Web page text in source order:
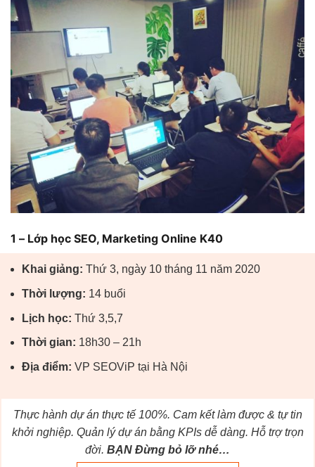
1 – Lớp học SEO, Marketing Online K40
Khai giảng: Thứ 3, ngày 10 tháng 11 năm 2020
Thời lượng: 14 buổi
Lịch học: Thứ 3,5,7
Thời gian: 18h30 – 21h
Địa điểm: VP SEOViP tại Hà Nội
Thực hành dự án thực tế 100%. Cam kết làm được & tự tin
khởi nghiệp. Quản lý dự án bằng KPIs dễ dàng. Hỗ trợ trọn
đời. BẠN Đừng bỏ lỡ nhé…